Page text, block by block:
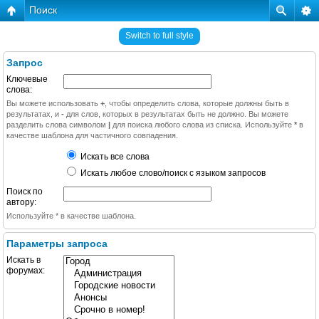
Поиск
Switch to full style
Запрос
Ключевые
слова:
Вы можете использовать + , чтобы определить слова, которые должны быть в
результатах, и - для слов, которых в результатах быть не должно. Вы можете
разделить слова символом | для поиска любого слова из списка. Используйте * в
качестве шаблона для частичного совпадения.
Искать все слова
Искать любое слово/поиск с языком запросов
Поиск по
автору:
Используйте * в качестве шаблона.
Параметры запроса
Искать в
форумах: